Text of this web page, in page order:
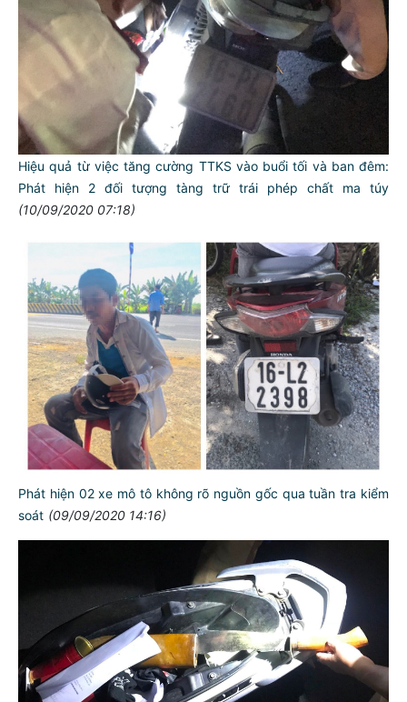
Hiệu quả từ việc tăng cường TTKS vào buổi tối và ban đêm:
Phát hiện 2 đối tượng tàng trữ trái phép chất ma túy
(10/09/2020 07:18)
Phát hiện 02 xe mô tô không rõ nguồn gốc qua tuần tra kiểm
soát (09/09/2020 14:16)